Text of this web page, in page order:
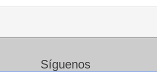
Síguenos